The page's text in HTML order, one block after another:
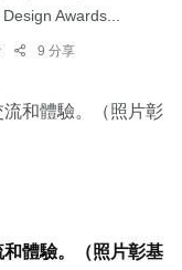
Awards...
9 分享
體驗。（照片彰基